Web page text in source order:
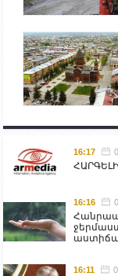
16:17
16:16
16:11